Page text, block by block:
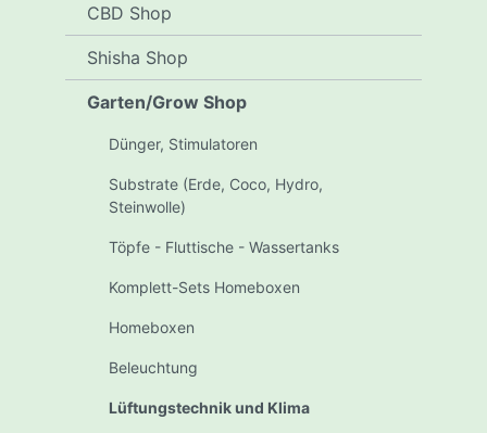
CBD Shop
Shisha Shop
Garten/Grow Shop
Dünger, Stimulatoren
Substrate (Erde, Coco, Hydro,
Steinwolle)
Töpfe - Fluttische - Wassertanks
Komplett-Sets Homeboxen
Homeboxen
Beleuchtung
Lüftungstechnik und Klima